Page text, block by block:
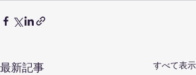
最新記事 すべて表示